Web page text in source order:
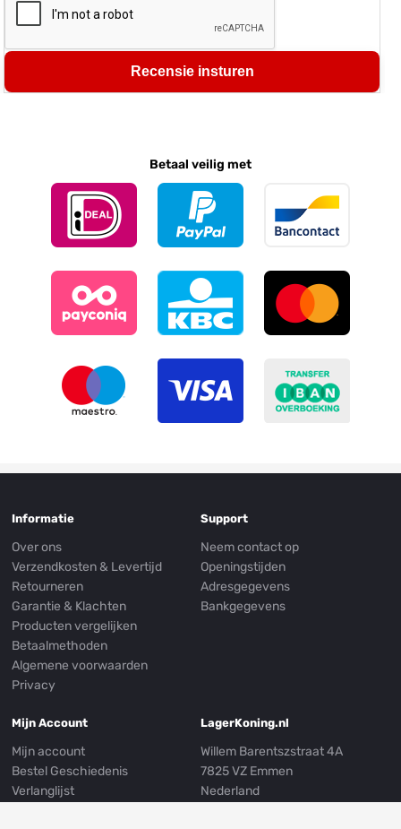
Recensie insturen
Betaal veilig met
Informatie
Over ons
Verzendkosten & Levertijd
Retourneren
Garantie & Klachten
Producten vergelijken
Betaalmethoden
Algemene voorwaarden
Privacy
Support
Neem contact op
Openingstijden
Adresgegevens
Bankgegevens
Mijn Account
Mijn account
Bestel Geschiedenis
Verlanglijst
LagerKoning.nl
Willem Barentszstraat 4A
7825 VZ Emmen
Nederland